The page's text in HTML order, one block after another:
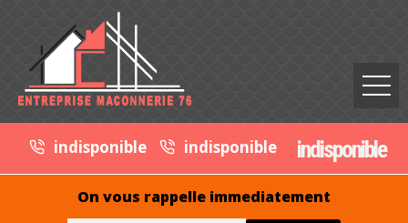
indisponible indisponible indisponible
On vous rappelle immediatement